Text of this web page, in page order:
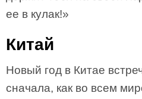
ее в кулак!»
Китай
Новый год в Китае
сначала, как во всем